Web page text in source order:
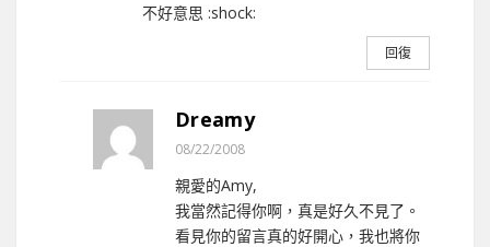
不好意思 :shock:
回復
Dreamy
08/22/2008
親愛的Amy,
我當然記得你啊，真是好久不見了。
看見你的留言真的好開心，我也將你